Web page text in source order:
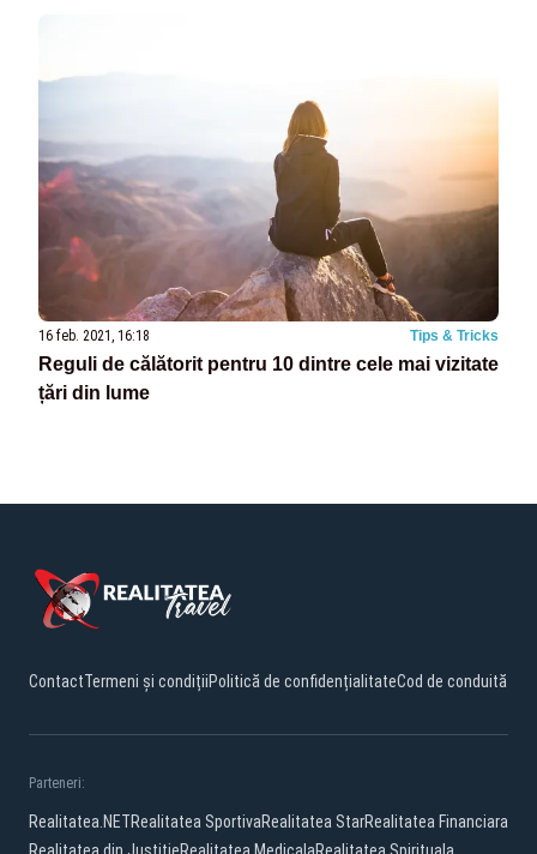
16 feb. 2021, 16:18 Tips & Tricks
Reguli de călătorit pentru 10 dintre cele mai vizitate
țări din lume
ContactTermeni și condițiiPolitică de confidențialitateCod de conduită
Parteneri:
Realitatea.NETRealitatea SportivaRealitatea StarRealitatea Financiara